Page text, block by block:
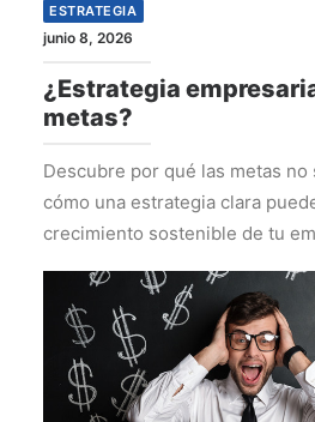
ESTRATEGIA
junio 8, 2026
¿Estrategia
metas?
Descubre por qué las metas
cómo una estrategia clara
crecimiento sostenible de tu